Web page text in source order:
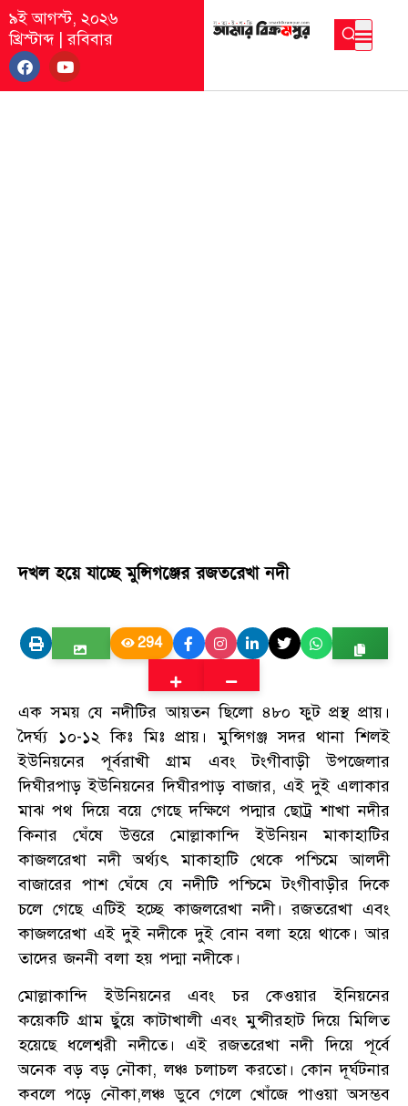
৯ই আগস্ট, ২০২৬
খ্রিস্টাব্দ|রবিবার
দখল হয়ে যাচ্ছে মুন্সিগঞ্জের রজতরেখা নদী
294
এক সময় যে নদীটির আয়তন ছিলো ৪৮০ ফুট প্রস্থ প্রায়।
দৈর্ঘ্য ১০-১২ কিঃ মিঃ প্রায়। মুন্সিগঞ্জ সদর থানা শিলই
ইউনিয়নের পূর্বরাখী গ্রাম এবং টংগীবাড়ী উপজেলার
দিঘীরপাড় ইউনিয়নের দিঘীরপাড় বাজার, এই দুই এলাকার
মাঝ পথ দিয়ে বয়ে গেছে দক্ষিণে পদ্মার ছোট্র শাখা নদীর
কিনার ঘেঁষে উত্তরে মোল্লাকান্দি ইউনিয়ন মাকাহাটির
কাজলরেখা নদী অর্থ্যৎ মাকাহাটি থেকে পশ্চিমে আলদী
বাজারের পাশ ঘেঁষে যে নদীটি পশ্চিমে টংগীবাড়ীর দিকে
চলে গেছে এটিই হচ্ছে কাজলরেখা নদী। রজতরেখা এবং
কাজলরেখা এই দুই নদীকে দুই বোন বলা হয়ে থাকে। আর
তাদের জননী বলা হয় পদ্মা নদীকে।
মোল্লাকান্দি ইউনিয়নের এবং চর কেওয়ার ইনিয়নের
কয়েকটি গ্রাম ছুঁয়ে কাটাখালী এবং মুন্সীরহাট দিয়ে মিলিত
হয়েছে ধলেশ্বরী নদীতে। এই রজতরেখা নদী দিয়ে পূর্বে
অনেক বড় বড় নৌকা, লঞ্চ চলাচল করতো। কোন দূর্ঘটনার
কবলে পড়ে নৌকা,লঞ্চ ডুবে গেলে খোঁজে পাওয়া অসম্ভব